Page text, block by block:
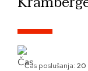
Čas poslušanja: 20